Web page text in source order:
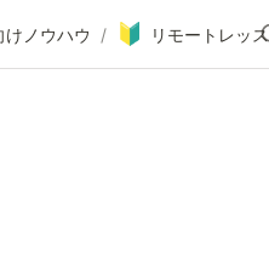
けノウハウ / 🔰